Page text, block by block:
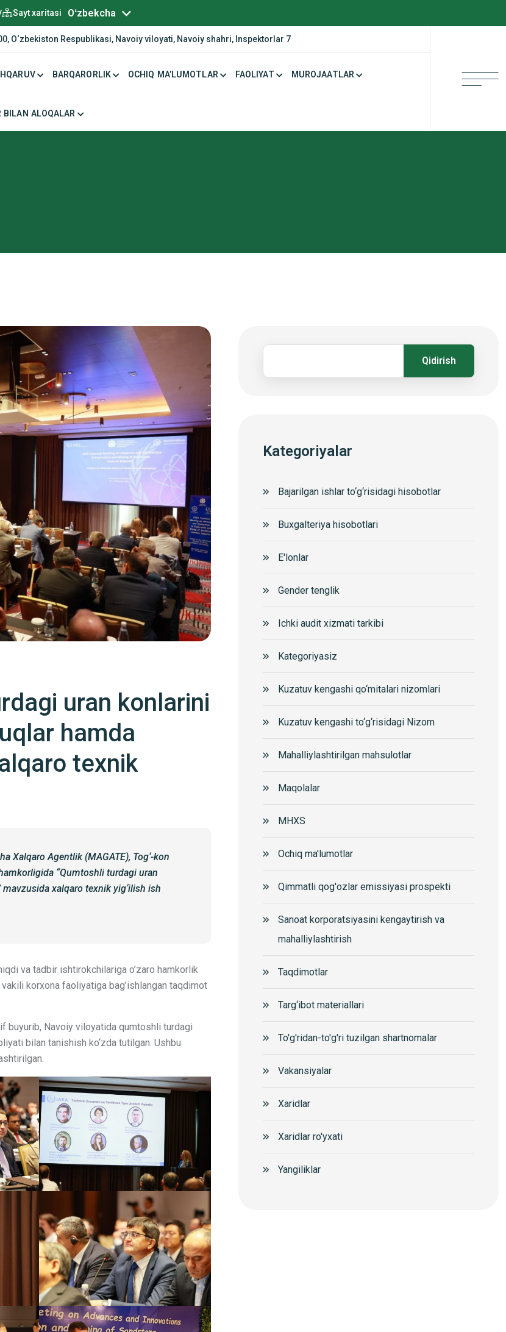
Sayt xaritasi Oʻzbekcha
Русский
O‘zbekiston Respublikasi, Navoiy viloyati, Navoiy shahri, Inspektorlar 7
BARQARORLIK OCHIQ MA’LUMOTLAR FAOLIYAT MUROJAATLAR
BILAN ALOQALAR
uran konlarini
hamda
texnik
Xalqaro Agentlik (MAGATE), Tog‘-kon
“Qumtoshli turdagi uran
xalqaro texnik yig‘ilish ish
va tadbir ishtirokchilariga o’zaro hamkorlik
korxona faoliyatiga bag’ishlangan taqdimot
buyurib, Navoiy viloyatida qumtoshli turdagi
bilan tanishish ko‘zda tutilgan. Ushbu
Qidirish
Kategoriyalar
Bajarilgan ishlar to‘g‘risidagi hisobotlar
Buxgalteriya hisobotlari
E'lonlar
Gender tenglik
Ichki audit xizmati tarkibi
Kategoriyasiz
Kuzatuv kengashi qo‘mitalari nizomlari
Kuzatuv kengashi to‘g‘risidagi Nizom
Mahalliylashtirilgan mahsulotlar
Maqolalar
MHXS
Ochiq ma'lumotlar
Qimmatli qog'ozlar emissiyasi prospekti
Sanoat korporatsiyasini kengaytirish va
mahalliylashtirish
Taqdimotlar
Targ‘ibot materiallari
To'g'ridan-to'g'ri tuzilgan shartnomalar
Vakansiyalar
Xaridlar
Xaridlar ro'yxati
Yangiliklar